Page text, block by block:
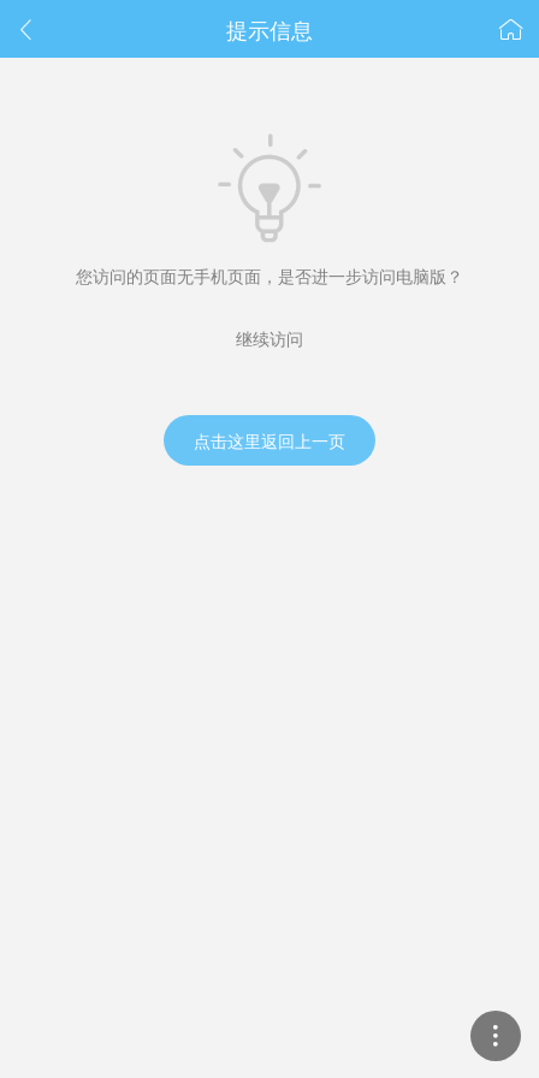
 
提示信息

您访问的页面无手机页面，是否进一步访问电脑版？
继续访问
点击这里返回上一页